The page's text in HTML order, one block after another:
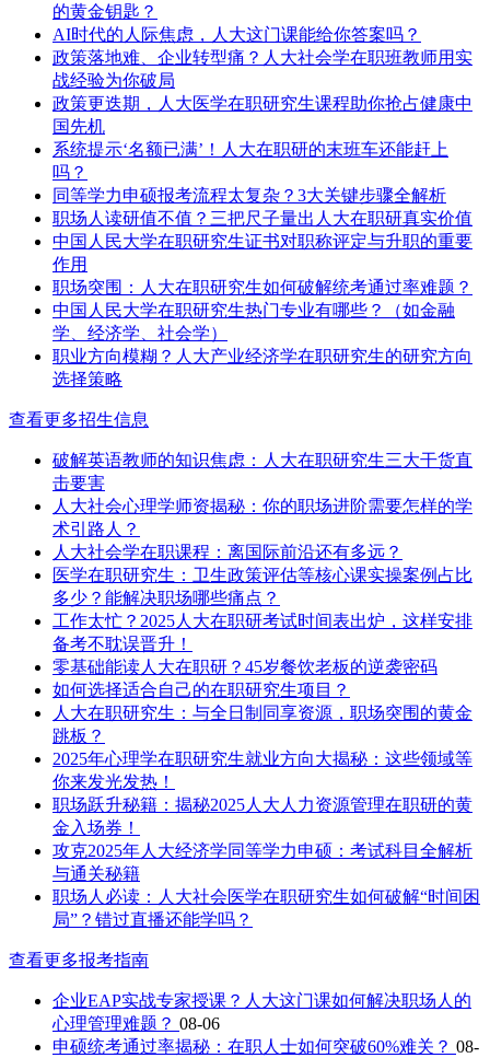
的黄金钥匙？
​AI时代的人际焦虑，人大这门课能给你答案吗？
政策落地难、企业转型痛？人大社会学在职班教师用实
战经验为你破局
政策更迭期，人大医学在职研究生课程助你抢占健康中
国先机
系统提示‘名额已满’！人大在职研的末班车还能赶上
吗？
同等学力申硕报考流程太复杂？3大关键步骤全解析
职场人读研值不值？三把尺子量出人大在职研真实价值
中国人民大学在职研究生证书对职称评定与升职的重要
作用
职场突围：人大在职研究生如何破解统考通过率难题？
中国人民大学在职研究生热门专业有哪些？（如金融
学、经济学、社会学）
职业方向模糊？人大产业经济学在职研究生的研究方向
选择策略
查看更多招生信息
破解英语教师的知识焦虑：人大在职研究生三大干货直
击要害
人大社会心理学师资揭秘：你的职场进阶需要怎样的学
术引路人？
人大社会学在职课程：离国际前沿还有多远？
医学在职研究生：卫生政策评估等核心课实操案例占比
多少？能解决职场哪些痛点？
工作太忙？2025人大在职研考试时间表出炉，这样安排
备考不耽误晋升！
零基础能读人大在职研？45岁餐饮老板的逆袭密码
如何选择适合自己的在职研究生项目？
人大在职研究生：与全日制同享资源，职场突围的黄金
跳板？
2025年心理学在职研究生就业方向大揭秘：这些领域等
你来发光发热！
职场跃升秘籍：揭秘2025人大人力资源管理在职研的黄
金入场券！
攻克2025年人大经济学同等学力申硕：考试科目全解析
与通关秘籍
职场人必读：人大社会医学在职研究生如何破解“时间困
局”？错过直播还能学吗？
查看更多报考指南
企业EAP实战专家授课？人大这门课如何解决职场人的
心理管理难题？ 08-06
申硕统考通过率揭秘：在职人士如何突破60%难关？ 08-